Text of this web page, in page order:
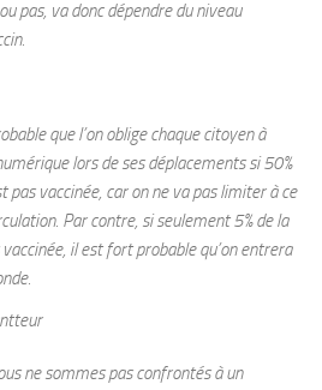
pas, va donc dépendre du niveau
que l’on oblige chaque citoyen à
lors de ses déplacements si 50%
pas vaccinée, car on ne va pas limiter à ce
Par contre, si seulement 5% de la
il est fort probable qu’on entrera
ne sommes pas confrontés à un